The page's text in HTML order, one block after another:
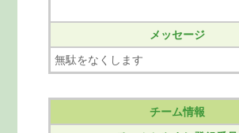
メッセージ
無駄をなくします
チーム情報